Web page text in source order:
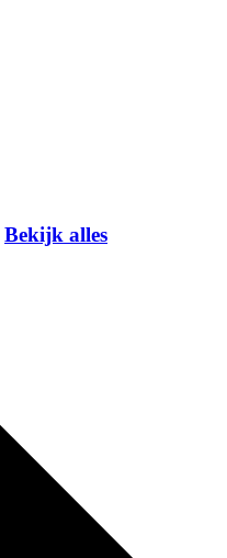
Bekijk alles